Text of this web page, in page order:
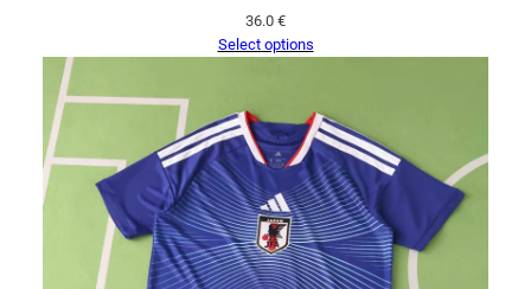
36.0 €
Select options